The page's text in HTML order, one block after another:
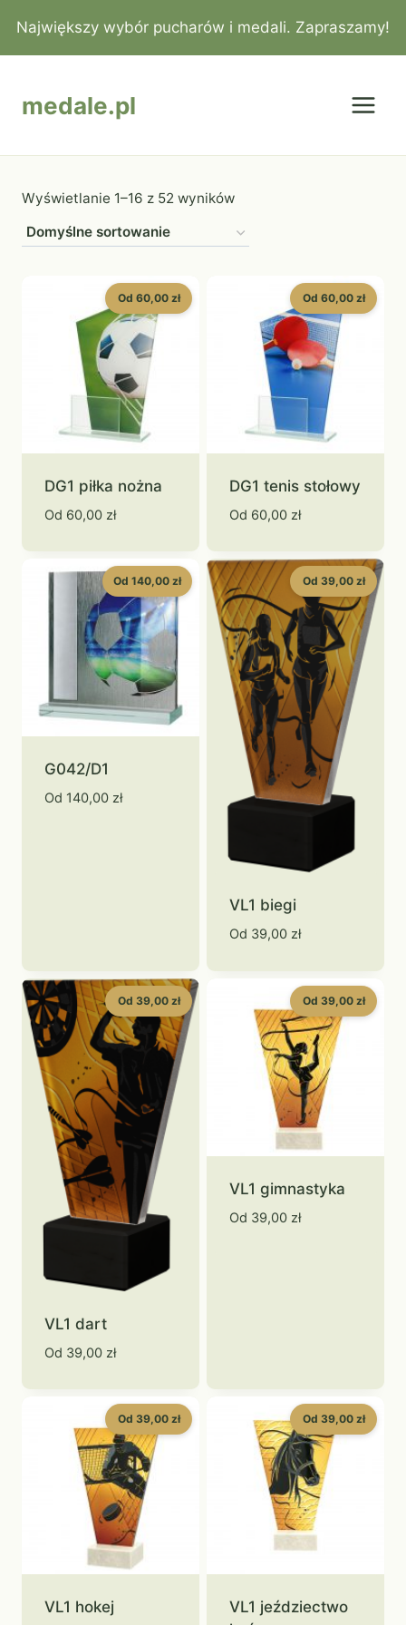
do
treści
Największy wybór pucharów i medali. Zapraszamy!
medale.pl
Wyświetlanie 1–16 z 52 wyników
Od 60,00 zł
DG1 piłka nożna
Od 60,00 zł
Od 60,00 zł
DG1 tenis stołowy
Od 60,00 zł
Od 140,00 zł
G042/D1
Od 140,00 zł
Od 39,00 zł
VL1 biegi
Od 39,00 zł
Od 39,00 zł
VL1 dart
Od 39,00 zł
Od 39,00 zł
VL1 gimnastyka
Od 39,00 zł
Od 39,00 zł
VL1 hokej
Od 39,00 zł
VL1 jeździectwo